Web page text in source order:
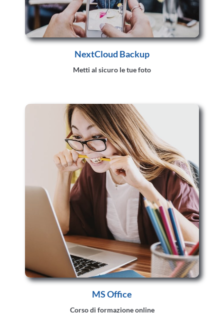
NextCloud Backup
Metti al sicuro le tue foto
MS Office
Corso di formazione online